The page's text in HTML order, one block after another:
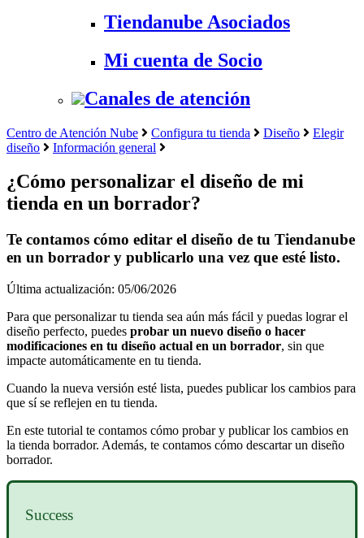
Tiendanube Asociados
Mi cuenta de Socio
Canales de atención
Centro de Atención Nube Configura tu tienda Diseño
Elegir
diseño
Información general
¿Cómo personalizar el diseño de mi
tienda en un borrador?
Te contamos cómo editar el diseño de tu Tiendanube
en un borrador y publicarlo una vez que esté listo.
Última actualización: 05/06/2026
Para que personalizar tu tienda sea aún más fácil y puedas lograr el
diseño perfecto, puedes probar un nuevo diseño o hacer
modificaciones en tu diseño actual en un borrador, sin que
impacte automáticamente en tu tienda.
Cuando la nueva versión esté lista, puedes publicar los cambios para
que sí se reflejen en tu tienda.
En este tutorial te contamos cómo probar y publicar los cambios en
la tienda borrador. Además, te contamos cómo descartar un diseño
borrador.
Success